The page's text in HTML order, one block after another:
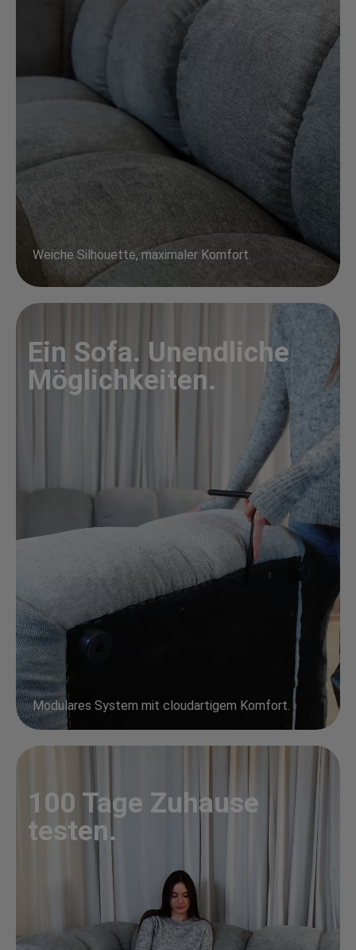
Weiche Silhouette, maximaler Komfort.
Ein Sofa. Unendliche
Möglichkeiten.
Modulares System mit cloudartigem Komfort.
100 Tage Zuhause
testen.